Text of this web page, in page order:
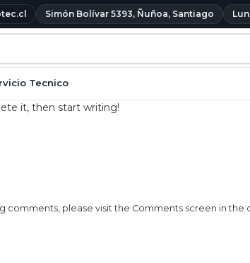
Simón Bolívar 5393, Ñuñoa, Santiago
Tecnico
it, then start writing!
please visit the Comments screen in the